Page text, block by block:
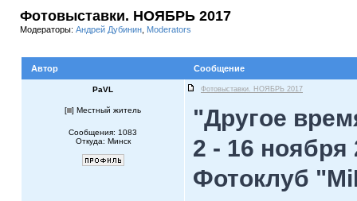
Фотовыставки. НОЯБРЬ 2017
Модераторы: Андрей Дубинин Moderators
Автор Сообщение
PaVL Фотовыставки. НОЯБРЬ 2017
[ ] Местный житель
Сообщения: 1083
Откуда: Минск
"Другое
2 - 16 ноября
Фотоклуб